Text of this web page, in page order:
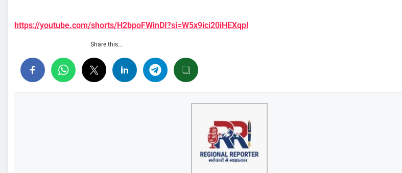
https://youtube.com/shorts/H2bpoFWinDI?si=W5x9ici20iHEXqpl
Share this…